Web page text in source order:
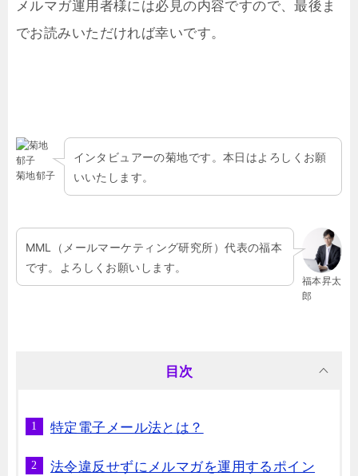
メルマガ運用者様には必見の内容ですので、最後ま
でお読みいただければ幸いです。
菊地郁子
インタビュアーの菊地です。本日はよろしくお願
いいたします。
福本昇太
郎
MML（メールマーケティング研究所）代表の福本
です。よろしくお願いします。
目次
特定電子メール法とは？
法令違反せずにメルマガを運用するポイン